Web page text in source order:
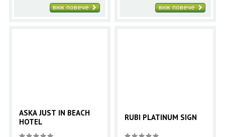
виж повече виж повече
ASKA JUST IN BEACH
HOTEL
RUBI PLATINUM SIGN